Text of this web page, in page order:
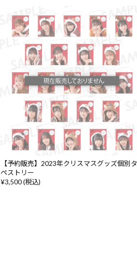
【予約販売】2023年クリスマスグッズ個別タ
ペストリー
¥3,500 (税込)